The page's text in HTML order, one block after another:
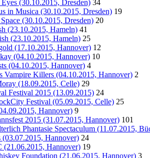
Eyes (30.10.2015, Dresden) 34
in Musica (30.10.2015, Dresden) 19
(30.10.2015, Dresden) 20
(23.10.2015, Hameln) 41
(23.10.2015, Hameln) 25
(17.10.2015, Hannover) 12
(04.10.2015, Hannover) 10
(04.10.2015, Hannover) 4
Vampire Killers (04.10.2015, Hannover) 2
(18.09.2015, Celle) 29
Festival 2015 (13.09.2015) 24
Festival (05.09.2015, Celle) 25
Hannover) 9
2015 (31.07.2015, Hannover) 101
Phantasie Spectaculum (11.07.2015,
(03.07.2015, Hannover) 24
(21.06.2015, Hannover) 19
Foundation (21.06.2015, Hannover) 3